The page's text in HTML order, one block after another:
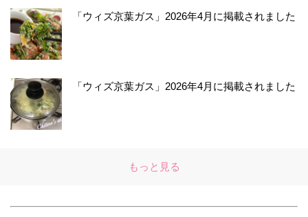
「ウィズ京葉ガス」2026年4月に掲載されました
「ウィズ京葉ガス」2026年4月に掲載されました
もっと見る